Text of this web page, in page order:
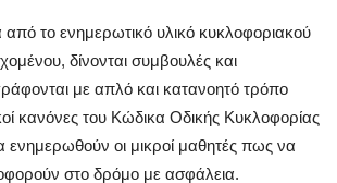
το ενημερωτικό υλικό κυκλοφοριακού
δίνονται συμβουλές και
με απλό και κατανοητό τρόπο
κανόνες του Κώδικα Οδικής Κυκλοφορίας
ενημερωθούν οι μικροί μαθητές πως να
στο δρόμο με ασφάλεια.